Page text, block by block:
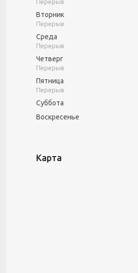
Вторник
Среда
Четверг
Пятница
Суббота
Воскресенье
Карта